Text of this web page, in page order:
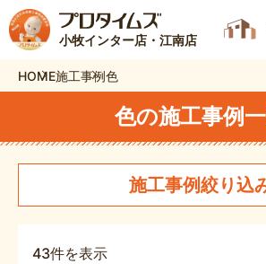
小牧インター店・江南店
HOME施工事例色
色の施工事例
施工事例絞り込
43件を表示